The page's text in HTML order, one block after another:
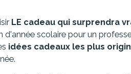
LE cadeau qui surprendra
d'année scolaire pour un
idées cadeaux les plus